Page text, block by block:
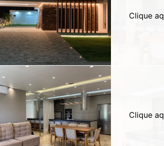
Clique
Clique